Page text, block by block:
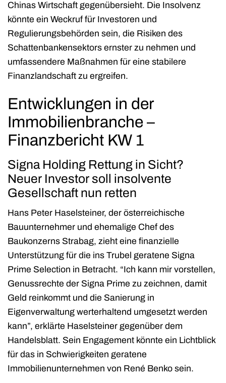
Chinas Wirtschaft gegenübersieht. Die Insolvenz
könnte ein Weckruf für Investoren und
Regulierungsbehörden sein, die Risiken des
Schattenbankensektors ernster zu nehmen und
umfassendere Maßnahmen für eine stabilere
Finanzlandschaft zu ergreifen.
Entwicklungen in der
Immobilienbranche –
Finanzbericht KW 1
Signa Holding Rettung in Sicht?
Neuer Investor soll insolvente
Gesellschaft nun retten
Hans Peter Haselsteiner, der österreichische
Bauunternehmer und ehemalige Chef des
Baukonzerns Strabag, zieht eine finanzielle
Unterstützung für die ins Trubel geratene Signa
Prime Selection in Betracht. “Ich kann mir vorstellen,
Genussrechte der Signa Prime zu zeichnen, damit
Geld reinkommt und die Sanierung in
Eigenverwaltung werterhaltend umgesetzt werden
kann”, erklärte Haselsteiner gegenüber dem
Handelsblatt. Sein Engagement könnte ein Lichtblick
für das in Schwierigkeiten geratene
Immobilienunternehmen von René Benko sein.